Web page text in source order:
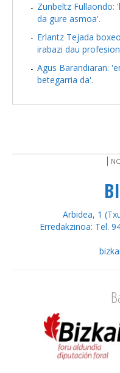
Zunbeltz Fullaondo:
da gure asmoa'.
Erlantz Tejada
irabazi dau
Agus Barandiaran:
betegarria da'.
Arbidea, 1
Erredakzinoa: Tel.